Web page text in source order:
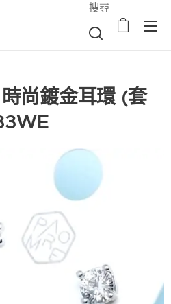
搜尋
尚鍍金耳環 (套